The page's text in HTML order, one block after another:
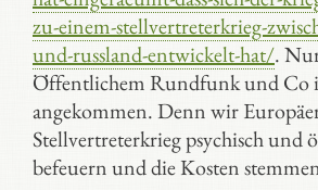
zu-einem-stellvertreterkrieg-
und-russland-entwickelt-hat/.
Öffentlichem Rundfunk und Co
angekommen. Denn wir
Stellvertreterkrieg psychisch und
befeuern und die Kosten